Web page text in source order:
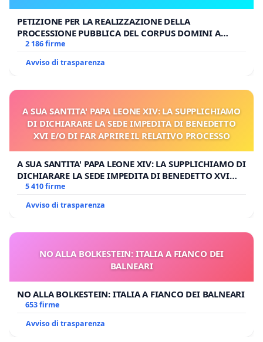
PETIZIONE PER LA REALIZZAZIONE DELLA
PROCESSIONE PUBBLICA DEL CORPUS DOMINI A
MILANO
2 186 firme
Avviso di trasparenza
A SUA SANTITA' PAPA LEONE XIV: LA SUPPLICHIAMO
DI DICHIARARE LA SEDE IMPEDITA DI BENEDETTO
XVI E/O DI FAR APRIRE IL RELATIVO PROCESSO
A SUA SANTITA' PAPA LEONE XIV: LA SUPPLICHIAMO DI
DICHIARARE LA SEDE IMPEDITA DI BENEDETTO XVI
E/O DI FAR APRIRE IL RELATIVO PROCESSO
5 410 firme
Avviso di trasparenza
NO ALLA BOLKESTEIN: ITALIA A FIANCO DEI
BALNEARI
NO ALLA BOLKESTEIN: ITALIA A FIANCO DEI BALNEARI
653 firme
Avviso di trasparenza